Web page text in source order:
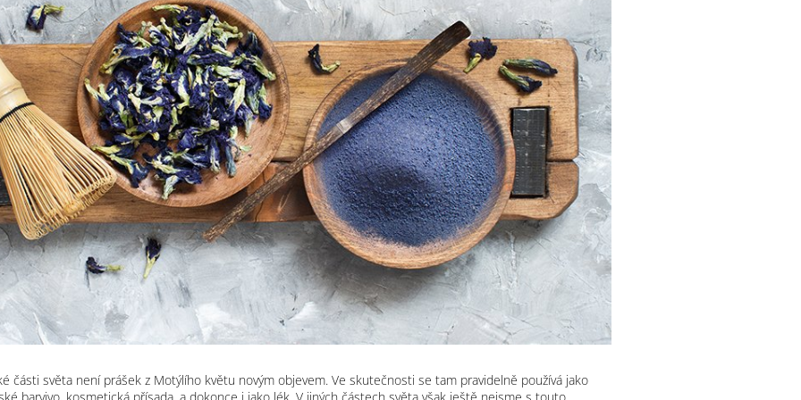
části světa není prášek z Motýlího květu novým objevem. Ve skutečnosti se tam pravidelně používá jako